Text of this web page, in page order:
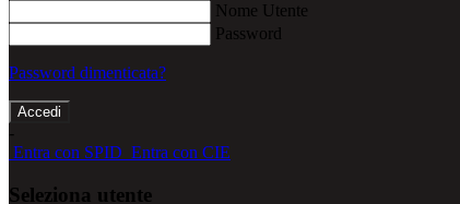
Nome Utente
Password
Password dimenticata?
-
Entra con SPID Entra con CIE
Seleziona utente